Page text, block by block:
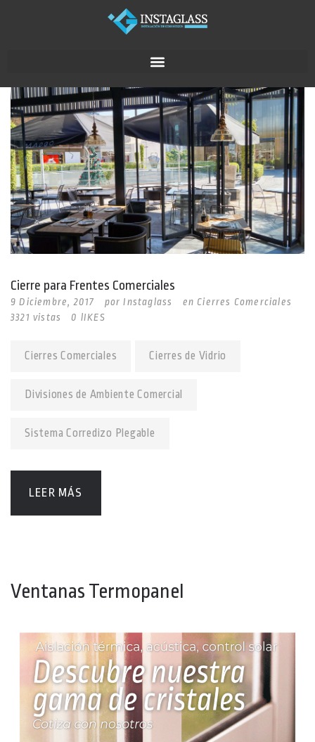
Cierre para Frentes Comerciales
9 Diciembre, 2017 porInstaglass en Cierres Comerciales
3321 vistas
0 lIKES
Cierres Comerciales Cierres de Vidrio
Divisiones de Ambiente Comercial
Sistema Corredizo Plegable
LEER MÁS
Ventanas Termopanel